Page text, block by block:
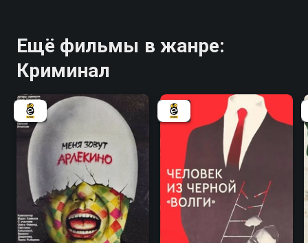
Ещё фильмы в жанре:
Криминал